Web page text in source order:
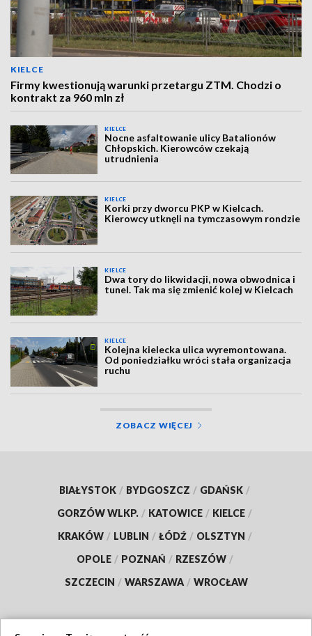
KIELCE
Firmy kwestionują warunki przetargu ZTM. Chodzi o
kontrakt za 960 mln zł
KIELCE
Nocne asfaltowanie ulicy Batalionów
Chłopskich. Kierowców czekają
utrudnienia
KIELCE
Korki przy dworcu PKP w Kielcach.
Kierowcy utknęli na tymczasowym rondzie
KIELCE
Dwa tory do likwidacji, nowa obwodnica i
tunel. Tak ma się zmienić kolej w Kielcach
KIELCE
Kolejna kielecka ulica wyremontowana.
Od poniedziałku wróci stała organizacja
ruchu
ZOBACZ WIĘCEJ
BIAŁYSTOK / BYDGOSZCZ / GDAŃSK /
GORZÓW WLKP. / KATOWICE / KIELCE /
KRAKÓW / LUBLIN / ŁÓDŹ / OLSZTYN /
OPOLE / POZNAŃ / RZESZÓW /
SZCZECIN / WARSZAWA / WROCŁAW